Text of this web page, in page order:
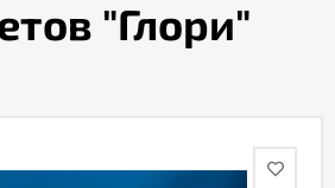
"Глори"